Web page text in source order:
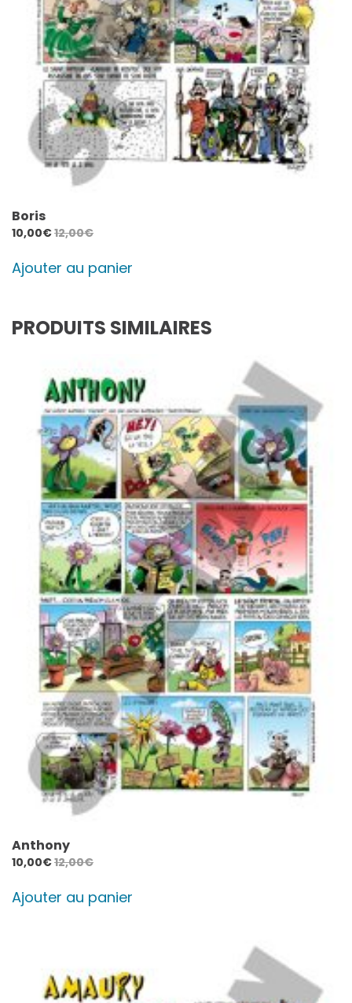
Boris
10,00€12,00€
Ajouter au panier
PRODUITS SIMILAIRES
Anthony
10,00€12,00€
Ajouter au panier